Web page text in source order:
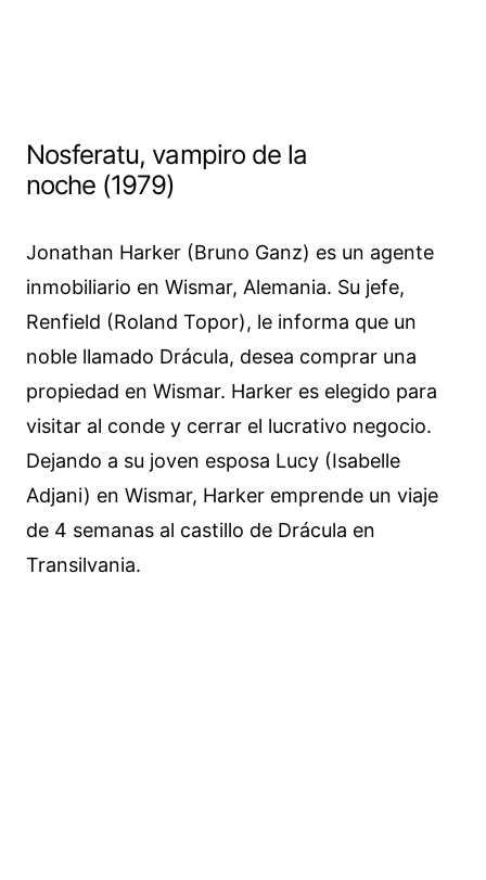
Nosferatu, vampiro de la
noche (1979)
Jonathan Harker (Bruno Ganz) es un agente
inmobiliario en Wismar, Alemania. Su jefe,
Renfield (Roland Topor), le informa que un
noble llamado Drácula, desea comprar una
propiedad en Wismar. Harker es elegido para
visitar al conde y cerrar el lucrativo negocio.
Dejando a su joven esposa Lucy (Isabelle
Adjani) en Wismar, Harker emprende un viaje
de 4 semanas al castillo de Drácula en
Transilvania.